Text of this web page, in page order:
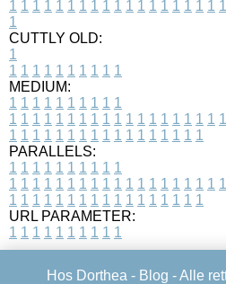
1 1 1 1 1 1 1 1 1 1 1 1 1 1 1 1 1 1 1
1
CUTTLY OLD:
1
1 1 1 1 1 1 1 1 1 1
MEDIUM:
1 1 1 1 1 1 1 1 1 1
1 1 1 1 1 1 1 1 1 1 1 1 1 1 1 1 1 1 1
1 1 1 1 1 1 1 1 1 1 1 1 1 1 1 1 1
PARALLELS:
1 1 1 1 1 1 1 1 1 1
1 1 1 1 1 1 1 1 1 1 1 1 1 1 1 1 1 1 1
1 1 1 1 1 1 1 1 1 1 1 1 1 1 1 1 1
URL PARAMETER:
1 1 1 1 1 1 1 1 1 1
Hos Dorthea - Blog - Alle